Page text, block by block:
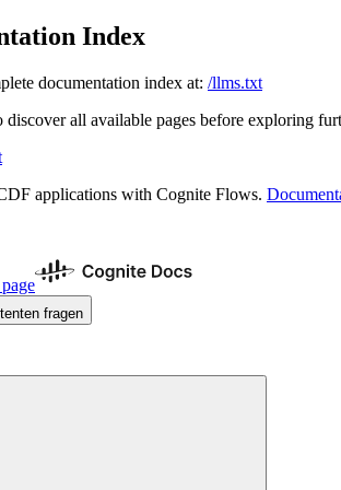
Index
documentation index at: /llms.txt
discover all available pages before exploring
applications with Cognite Flows.
fragen